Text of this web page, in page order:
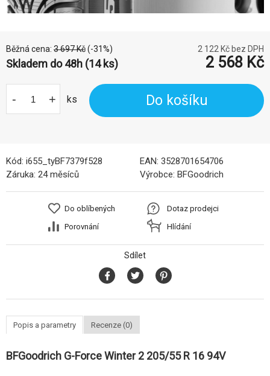
Běžná cena: 3 697Kč(-31%) 2 122 Kč bez DPH
Skladem do 48h (14 ks) 2 568 Kč
- + ks Do košíku
Kód: i655_tyBF7379f528 EAN: 3528701654706
Záruka: 24 měsíců Výrobce: BFGoodrich
Do oblíbených
Porovnání
Dotaz prodejci
Hlídání
Sdílet
Popis a parametry Recenze (0)
BFGoodrich G-Force Winter 2 205/55 R 16 94V